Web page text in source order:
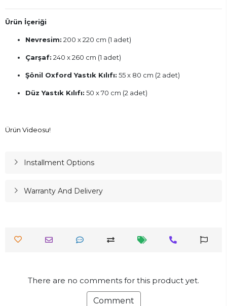
Ürün İçeriği
Nevresim: 200 x 220 cm (1 adet)
Çarşaf: 240 x 260 cm (1 adet)
Şönil Oxford Yastık Kılıfı: 55 x 80 cm (2 adet)
Düz Yastık Kılıfı: 50 x 70 cm (2 adet)
Ürün Videosu!
Installment Options
Warranty And Delivery
There are no comments for this product yet.
Comment